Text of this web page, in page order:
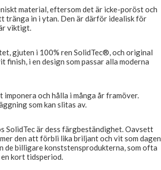
material, eftersom det är icke-poröst och
in i ytan. Den är därför idealisk för
viktigt.
gjuten i 100% ren SolidTec®, och original
i en design som passar alla moderna
och hålla i många år framöver.
som kan slitas av.
SolidTec är dess färgbeständighet. Oavsett
den att förbli lika briljant och vit som dagen
billigare konststensprodukterna, som ofta
en kort tidsperiod.